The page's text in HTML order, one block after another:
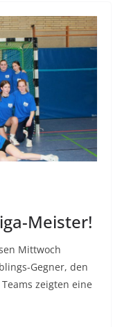
Meister!
Mittwoch
Gegner, den
zeigten eine